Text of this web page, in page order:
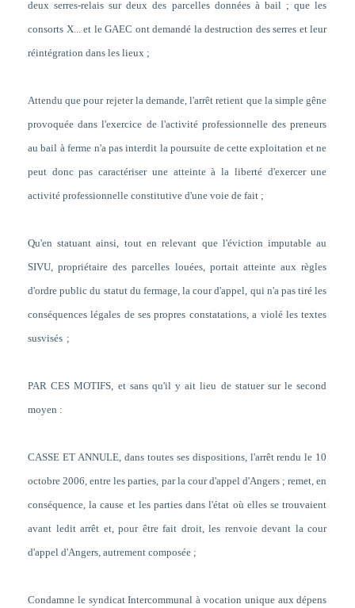
deux serres-relais sur deux des parcelles données à bail ; que les
consorts X... et le GAEC ont demandé la destruction des serres et leur
réintégration dans les lieux;
Attendu que pour rejeter la demande, l'arrêt retient que la simple gêne
provoquée dans l'exercice de l'activité professionnelle des preneurs
au bail à ferme n'a pas interdit la poursuite de cette exploitation et ne
peut donc pas caractériser une atteinte à la liberté d'exercer une
activité professionnelle constitutive d'une voie de fait ;
Qu'en statuant ainsi, tout en relevant que l'éviction imputable au
SIVU, propriétaire des parcelles louées, portait atteinte aux règles
d'ordre public du statut du fermage, la cour d'appel, qui n'a pas tiré les
conséquences légales de ses propres constatations, a violé les textes
susvisés ;
PAR CES MOTIFS, et sans qu'il y ait lieu de statuer sur le second
moyen :
CASSE ET ANNULE, dans toutes ses dispositions, l'arrêt rendu le 10
octobre 2006, entre les parties, par la cour d'appel d'Angers ; remet, en
conséquence, la cause et les parties dans l'état où elles se trouvaient
avant ledit arrêt et, pour être fait droit, les renvoie devant la cour
d'appel d'Angers, autrement composée ;
Condamne le syndicat Intercommunal à vocation unique aux dépens